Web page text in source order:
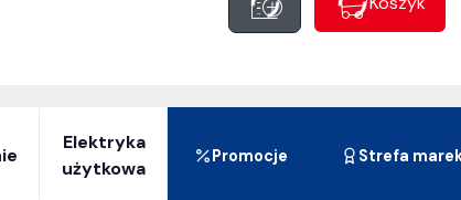
Elektryka
użytkowa
Promocje Strefa